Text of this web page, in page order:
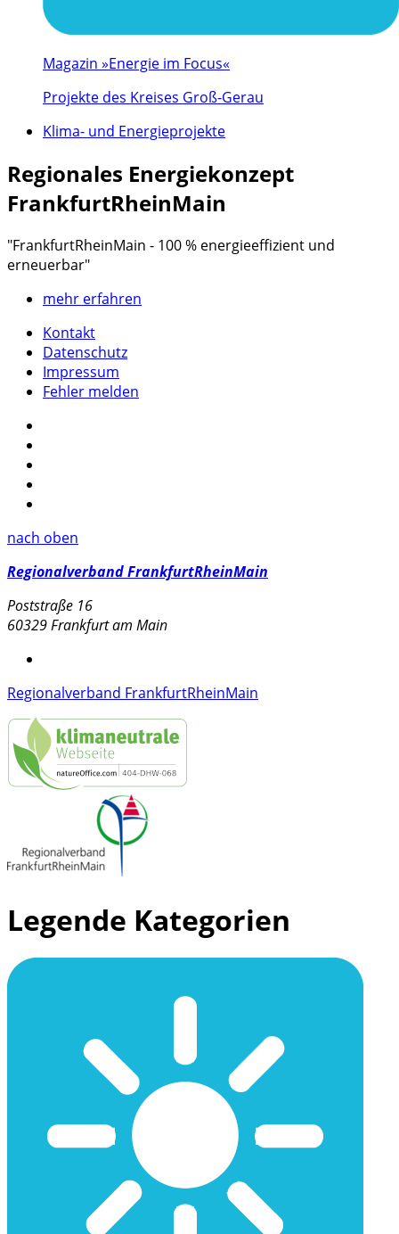
Magazin »Energie im Focus«
Projekte des Kreises Groß-Gerau
Klima- und Energieprojekte
Regionales Energiekonzept
FrankfurtRheinMain
"FrankfurtRheinMain - 100 % energieeffizient und
erneuerbar"
mehr erfahren
Kontakt
Datenschutz
Impressum
Fehler melden
nach oben
Regionalverband FrankfurtRheinMain
Poststraße 16
60329 Frankfurt am Main
Regionalverband FrankfurtRheinMain
Legende Kategorien